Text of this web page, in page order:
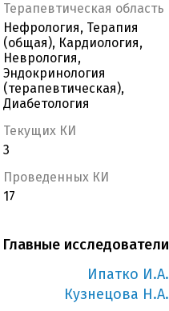
Терапевтическая область
Нефрология, Терапия
(общая), Кардиология,
Неврология,
Эндокринология
(терапевтическая),
Диабетология
Текущих КИ
3
Проведенных КИ
17
Главные исследователи
Ипатко И.А.
Кузнецова Н.А.